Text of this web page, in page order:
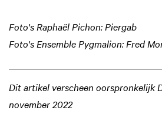
Foto's Raphaël Pichon: Piergab
Foto's Ensemble Pygmalion: Fred
Dit artikel verscheen oorspronkelijk
november 2022